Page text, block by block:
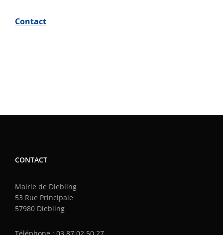
Contact
CONTACT
Mairie de Diebling
53 Rue Principale
57980 Diebling